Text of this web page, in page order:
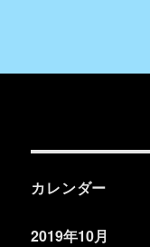
カレンダー
2019年10月